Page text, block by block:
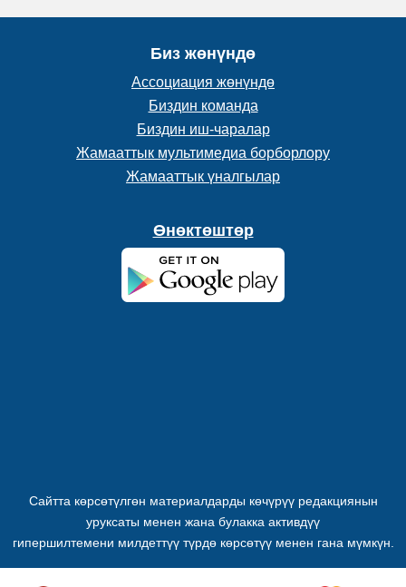
Биз жөнүндө
Ассоциация жөнүндө
Биздин команда
Биздин иш-чаралар
Жамааттык мультимедиа борборлору
Жамааттык үналгылар
Өнөктөштөр
Сайтта көрсөтүлгөн материалдарды көчүрүү редакциянын
уруксаты менен жана булакка активдүү
гипершилтемени милдеттүү түрдө көрсөтүү менен гана мүмкүн.